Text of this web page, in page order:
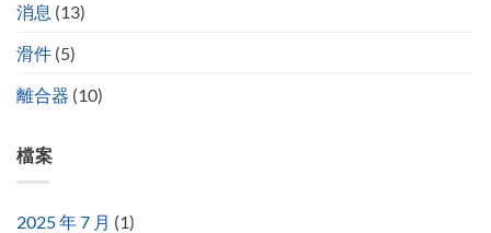
消息 (13)
滑件 (5)
離合器 (10)
檔案
2025 年 7 月 (1)